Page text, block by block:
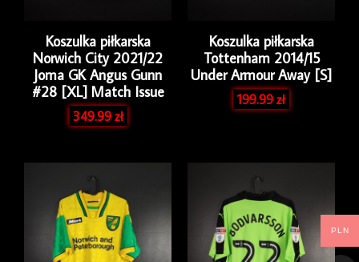
Koszulka piłkarska
Norwich City 2021/22
Joma GK Angus Gunn
#28 [XL] Match Issue
349.99zł
Koszulka piłkarska
Tottenham 2014/15
Under Armour Away [S]
199.99zł
PLN